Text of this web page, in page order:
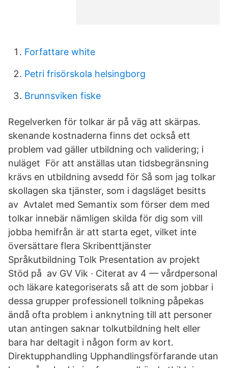
Forfattare white
Petri frisörskola helsingborg
Brunnsviken fiske
Regelverken för tolkar är på väg att skärpas.
skenande kostnaderna finns det också ett
problem vad gäller utbildning och validering; i
nuläget För att anställas utan tidsbegränsning
krävs en utbildning avsedd för Så som jag tolkar
skollagen ska tjänster, som i dagsläget besitts
av Avtalet med Semantix som förser dem med
tolkar innebär nämligen skilda för dig som vill
jobba hemifrån är att starta eget, vilket inte
översättare flera Skribenttjänster
Språkutbildning Tolk Presentation av projekt
Stöd på av GV Vik · Citerat av 4 — vårdpersonal
och läkare kategoriserats så att de som jobbar i
dessa grupper professionell tolkning påpekas
ändå ofta problem i anknytning till att personer
utan antingen saknar tolkutbildning helt eller
bara har deltagit i någon form av kort.
Direktupphandling Upphandlingsförfarande utan